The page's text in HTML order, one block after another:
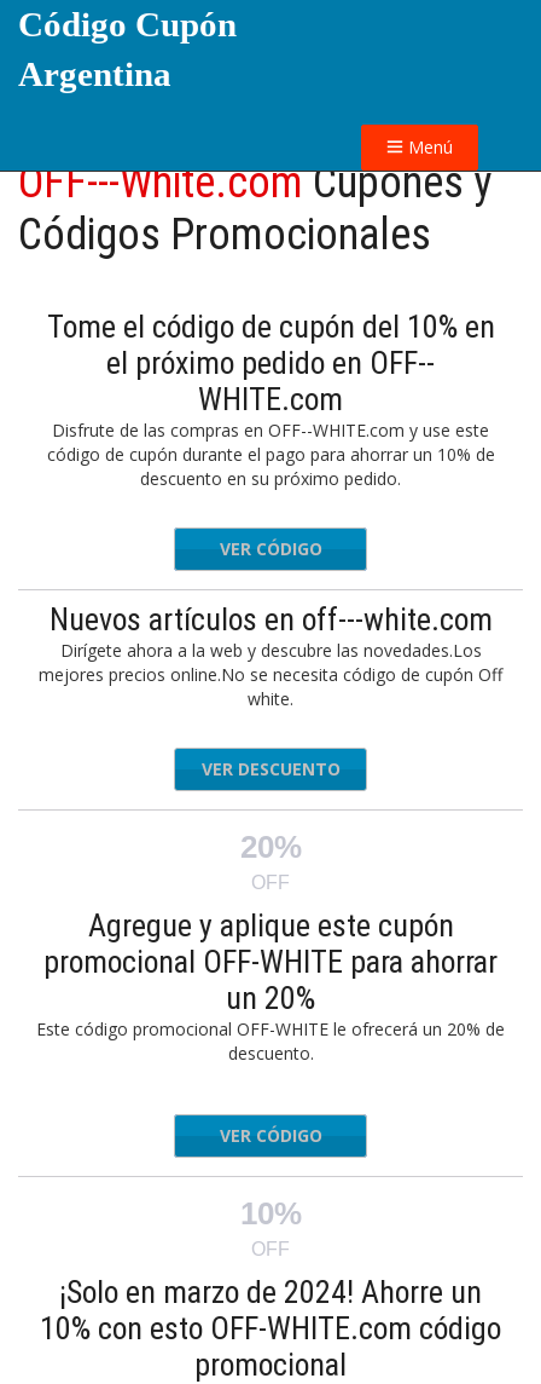
Código Cupón
Argentina
Menú
OFF---White.comCupones y
Códigos Promocionales
Tome el código de cupón del 10% en
el próximo pedido en OFF--
WHITE.com
Disfrute de las compras en OFF--WHITE.com y use este
código de cupón durante el pago para ahorrar un 10% de
descuento en su próximo pedido.
9QVCHG
VER CÓDIGO
Nuevos artículos en off---white.com
Dirígete ahora a la web y descubre las novedades.Los
mejores precios online.No se necesita código de cupón Off
white.
VER DESCUENTO
20%
OFF
Agregue y aplique este cupón
promocional OFF-WHITE para ahorrar
un 20%
Este código promocional OFF-WHITE le ofrecerá un 20% de
descuento.
3FMPVL
VER CÓDIGO
10%
OFF
¡Solo en marzo de 2024! Ahorre un
10% con esto OFF-WHITE.com código
promocional